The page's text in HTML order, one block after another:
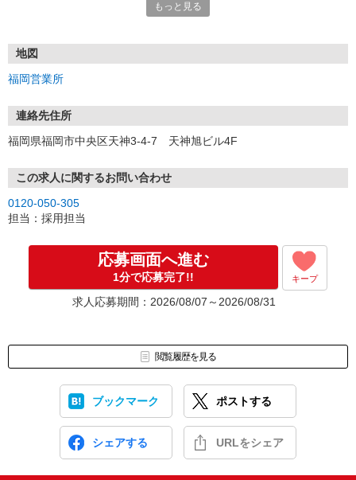
①応募から3営業日を目安に、メールorお電話でご連絡します。
★スマホでWEB面接（LINEなど）・出張面接・事務所面接と選べま
す
③面接実施（履歴書不要）
※ご希望があれば、職場見学の調整もOKです！
お気軽にご応募ください♪
もっと見る
地図
福岡営業所
連絡先住所
福岡県福岡市中央区天神3-4-7 天神旭ビル4F
この求人に関するお問い合わせ
0120-050-305
担当：採用担当
応募画面へ進む
1分で応募完了!! キープ
求人応募期間：2026/08/07～2026/08/31
閲覧履歴を見る
ブックマーク ポストする
シェアする URLをシェア